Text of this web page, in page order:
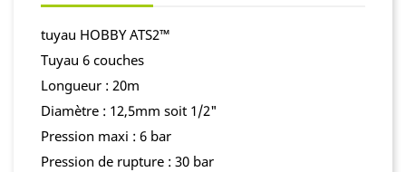
tuyau HOBBY ATS2™
Tuyau 6 couches
Longueur : 20m
Diamètre : 12,5mm soit 1/2"
Pression maxi : 6 bar
Pression de rupture : 30 bar